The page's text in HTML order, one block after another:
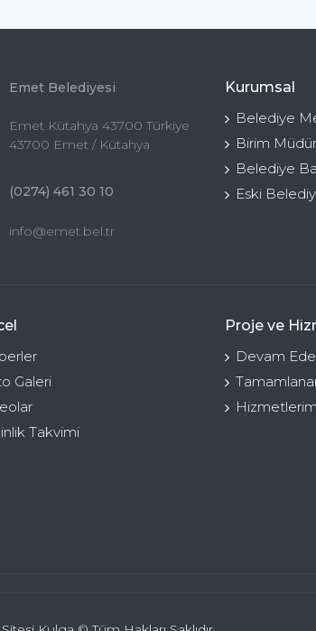
Emet Belediyesi
Emet Kütahya 43700 Türkiye
43700 Emet / Kütahya
(0274) 461 30 10
info@emet.bel.tr
Kurumsal
Belediye
Birim
Belediye
Eski
Galeri
Takvimi
Proje ve
Devam